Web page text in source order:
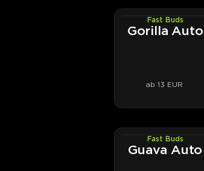
AUTOFEMFast Buds
Gorilla Auto
ab 13 EUR
AUTOFEMFast Buds
Guava Auto